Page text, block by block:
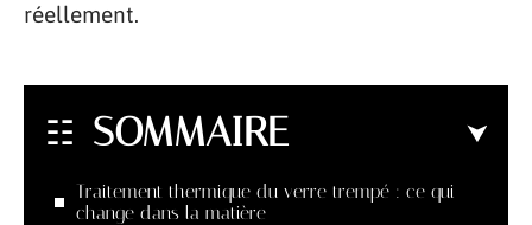
réellement.
SOMMAIRE
Traitement thermique du verre trempé : ce qui
change dans la matière